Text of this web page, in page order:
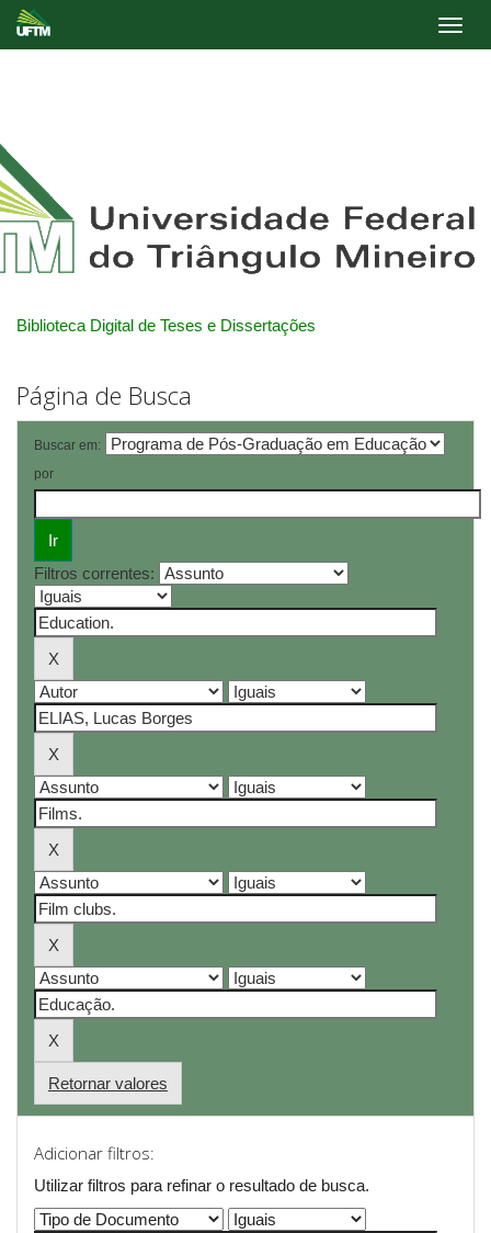
Biblioteca Digital de Teses e Dissertações
Página de Busca
Buscar em:
por
Filtros correntes:
Retornar valores
Adicionar filtros:
Utilizar filtros para refinar o resultado de busca.